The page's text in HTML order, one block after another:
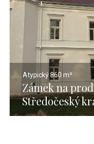
Atypický860 m²
Zámek na
Středočeský